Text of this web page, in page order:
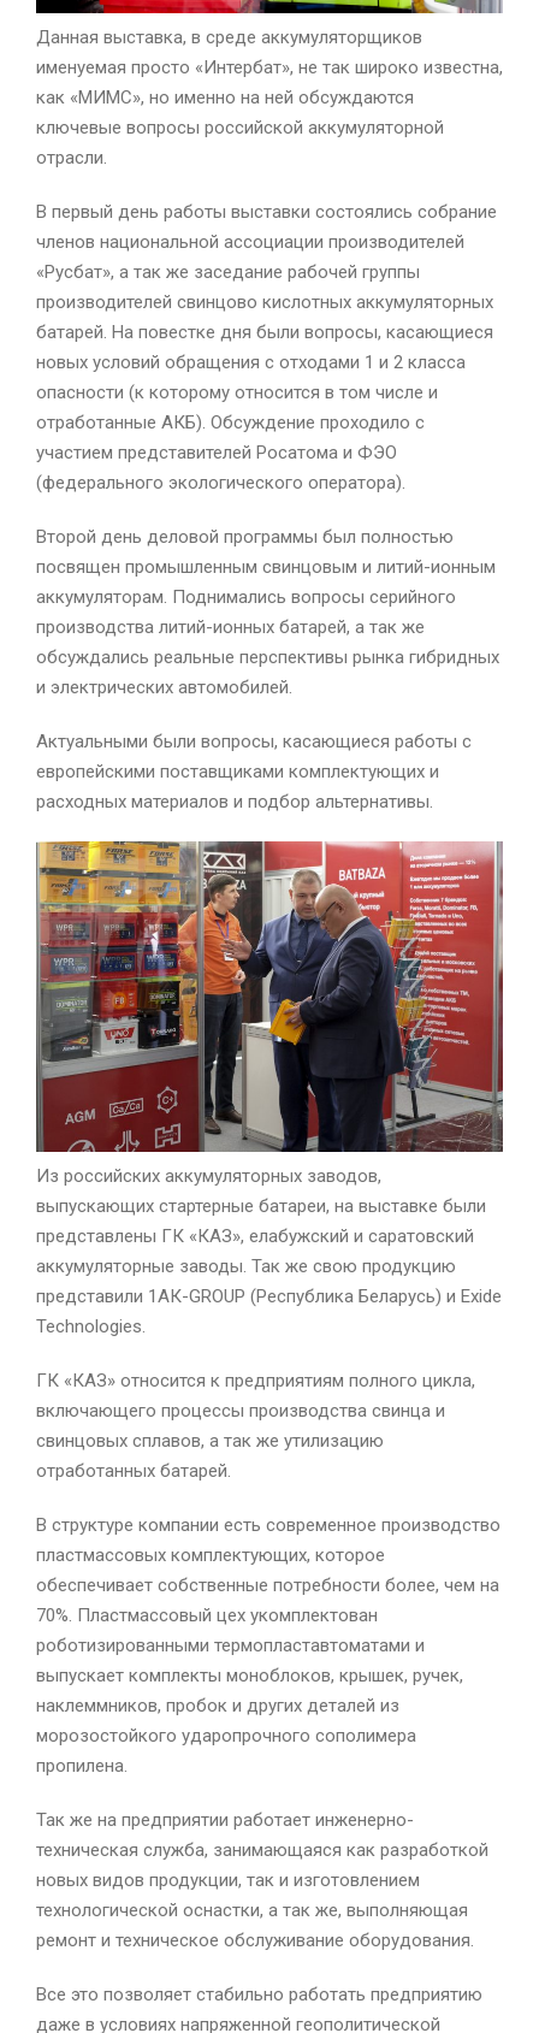
Данная выставка, в среде аккумуляторщиков
именуемая просто «Интербат», не так широко известна,
как «МИМС», но именно на ней обсуждаются
ключевые вопросы российской аккумуляторной
отрасли.
В первый день работы выставки состоялись собрание
членов национальной ассоциации производителей
«Русбат», а так же заседание рабочей группы
производителей свинцово кислотных аккумуляторных
батарей. На повестке дня были вопросы, касающиеся
новых условий обращения с отходами 1 и 2 класса
опасности (к которому относится в том числе и
отработанные АКБ). Обсуждение проходило с
участием представителей Росатома и ФЭО
(федерального экологического оператора).
Второй день деловой программы был полностью
посвящен промышленным свинцовым и литий-ионным
аккумуляторам. Поднимались вопросы серийного
производства литий-ионных батарей, а так же
обсуждались реальные перспективы рынка гибридных
и электрических автомобилей.
Актуальными были вопросы, касающиеся работы с
европейскими поставщиками комплектующих и
расходных материалов и подбор альтернативы.
Из российских аккумуляторных заводов,
выпускающих стартерные батареи, на выставке были
представлены ГК «КАЗ», елабужский и саратовский
аккумуляторные заводы. Так же свою продукцию
представили 1АК-GROUP (Республика Беларусь) и Exide
Technologies.
ГК «КАЗ» относится к предприятиям полного цикла,
включающего процессы производства свинца и
свинцовых сплавов, а так же утилизацию
отработанных батарей.
В структуре компании есть современное производство
пластмассовых комплектующих, которое
обеспечивает собственные потребности более, чем на
70%. Пластмассовый цех укомплектован
роботизированными термопластавтоматами и
выпускает комплекты моноблоков, крышек, ручек,
наклеммников, пробок и других деталей из
морозостойкого ударопрочного сополимера
пропилена.
Так же на предприятии работает инженерно-
техническая служба, занимающаяся как разработкой
новых видов продукции, так и изготовлением
технологической оснастки, а так же, выполняющая
ремонт и техническое обслуживание оборудования.
Все это позволяет стабильно работать предприятию
даже в условиях напряженной геополитической